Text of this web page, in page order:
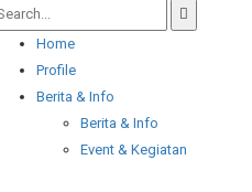
Home
Profile
Berita & Info
Berita & Info
Event & Kegiatan